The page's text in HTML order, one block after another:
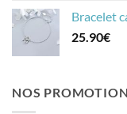
Bracelet
25.90€
NOS